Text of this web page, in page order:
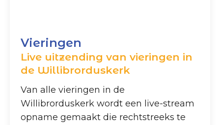
Vieringen
Live uitzending van vieringen in
de Willibrorduskerk
Van alle vieringen in de
Willibrorduskerk wordt een live-stream
opname gemaakt die rechtstreeks te